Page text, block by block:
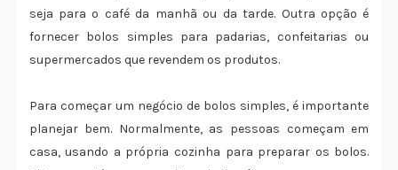
seja para o café da manhã ou da tarde. Outra opção é
fornecer bolos simples para padarias, confeitarias ou
supermercados que revendem os produtos.
Para começar um negócio de bolos simples, é importante
planejar bem. Normalmente, as pessoas começam em
casa, usando a própria cozinha para preparar os bolos.